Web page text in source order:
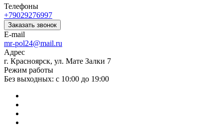
Телефоны
+79029276997
Заказать звонок
E-mail
mr-pol24@mail.ru
Адрес
г. Красноярск, ул. Мате Залки 7
Режим работы
Без выходных: с 10:00 до 19:00